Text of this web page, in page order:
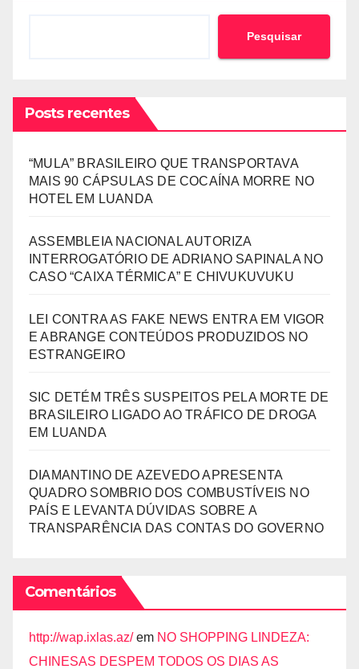
Pesquisar
Posts recentes
“MULA” BRASILEIRO QUE TRANSPORTAVA
MAIS 90 CÁPSULAS DE COCAÍNA MORRE NO
HOTEL EM LUANDA
ASSEMBLEIA NACIONAL AUTORIZA
INTERROGATÓRIO DE ADRIANO SAPINALA NO
CASO “CAIXA TÉRMICA” E CHIVUKUVUKU
LEI CONTRA AS FAKE NEWS ENTRA EM VIGOR
E ABRANGE CONTEÚDOS PRODUZIDOS NO
ESTRANGEIRO
SIC DETÉM TRÊS SUSPEITOS PELA MORTE DE
BRASILEIRO LIGADO AO TRÁFICO DE DROGA
EM LUANDA
DIAMANTINO DE AZEVEDO APRESENTA
QUADRO SOMBRIO DOS COMBUSTÍVEIS NO
PAÍS E LEVANTA DÚVIDAS SOBRE A
TRANSPARÊNCIA DAS CONTAS DO GOVERNO
Comentários
http://wap.ixlas.az/em NO SHOPPING LINDEZA:
CHINESAS DESPEM TODOS OS DIAS AS